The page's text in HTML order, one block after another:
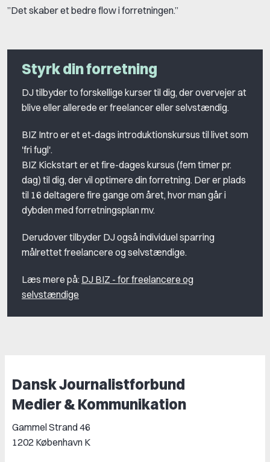
”Det skaber et bedre flow i forretningen.”
Styrk din forretning
DJ tilbyder to forskellige kurser til dig, der overvejer at
blive eller allerede er freelancer eller selvstændig.
BIZ Intro er et et-dags introduktionskursus til livet som
'fri fugl'.
BIZ Kickstart er et fire-dages kursus (fem timer pr.
dag) til dig, der vil optimere din forretning. Der er plads
til 16 deltagere fire gange om året, hvor man går i
dybden med forretningsplan mv.
Derudover tilbyder DJ også individuel sparring
målrettet freelancere og selvstændige.
Læs mere på: DJ BIZ - for freelancere og
selvstændige
Dansk Journalistforbund
Medier & Kommunikation
Gammel Strand 46
1202 København K